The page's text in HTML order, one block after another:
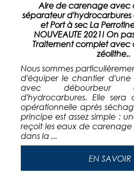
Aire de carenage avec
séparateur
et Port à sec La
NOUVEAUTE 2021! On
Traitement complet
zéolithe..
Nous sommes
d'équiper le chantier
avec débourbeur
d'hydrocarbures. Elle
opérationnelle après
principe est assez simple :
reçoit les eaux de carenage
dans la ...
EN